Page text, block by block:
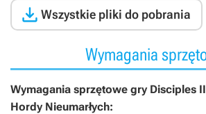
 Wszystkie pliki do pobrania
Wymagania
Wymagania sprzętowe gry Disciples
Hordy Nieumarłych: